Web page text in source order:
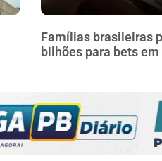
Famílias brasileiras
bilhões para bets em